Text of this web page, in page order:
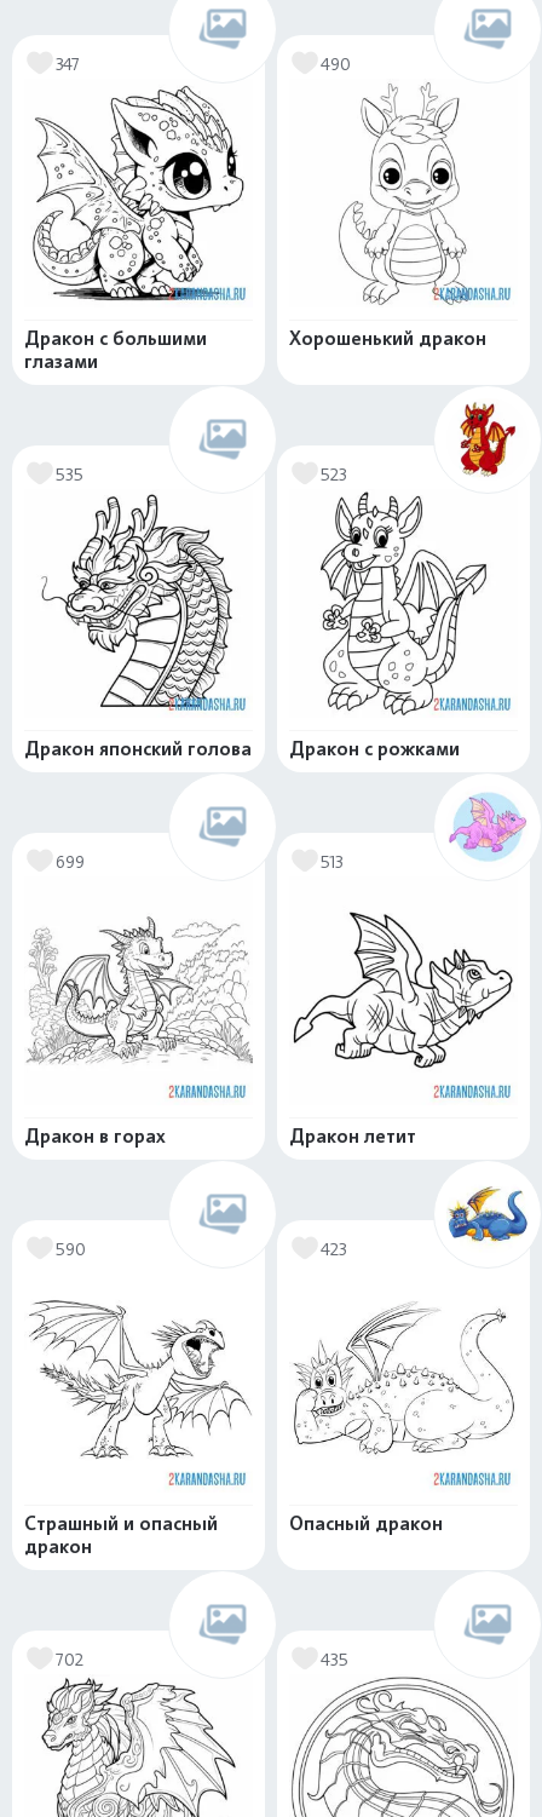
347
Дракон с большими
глазами
490
Хорошенький дракон
535
Дракон японский голова
523
Дракон с рожками
699
Дракон в горах
513
Дракон летит
590
Страшный и опасный
дракон
423
Опасный дракон
702 435